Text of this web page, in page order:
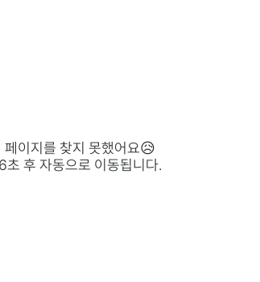
페이지를 찾지 못했어요😥
6초 후 자동으로 이동됩니다.